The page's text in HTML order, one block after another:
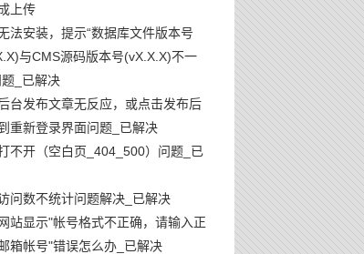
上传
法安装，提示“数据库文件版本号
与CMS源码版本号(vX.X.X)不一
题_已解决
台发布文章无反应，或点击发布后
重新登录界面问题_已解决
不开（空白页_404_500）问题_已
问数不统计问题解决_已解决
站显示"帐号格式不正确，请输入正
箱帐号"错误怎么办_已解决